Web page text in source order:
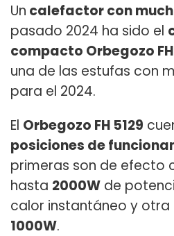
Un calefactor con
pasado 2024 ha sido el
compacto Orbegozo FH
una de las estufas con
para el 2024.
El Orbegozo FH 5129
posiciones de
primeras son de efecto
hasta 2000W de
calor instantáneo y otra
1000W.